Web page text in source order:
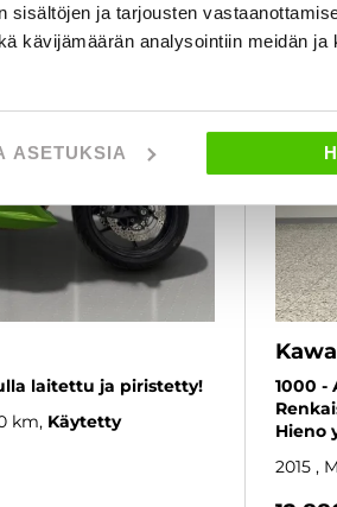
ja tarjousten
kävijämäärän analysointiin meidän ja
ASETUKSIA
laitettu ja piristetty!
km Käytetty
1000 -
Hieno
2015 ,